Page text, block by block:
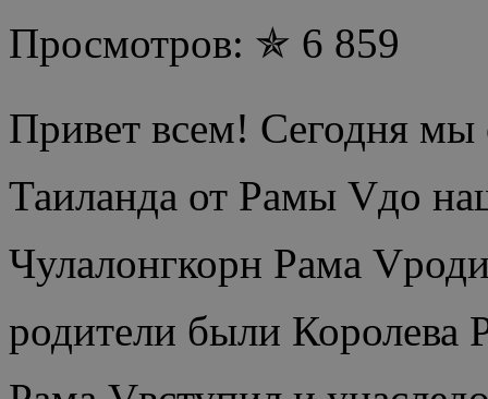
Просмотров: ✯ 6 859
Привет всем! Сегодня мы
Таиланда от Рамы Vдо
Чулалонгкорн Рама
родители были Королева